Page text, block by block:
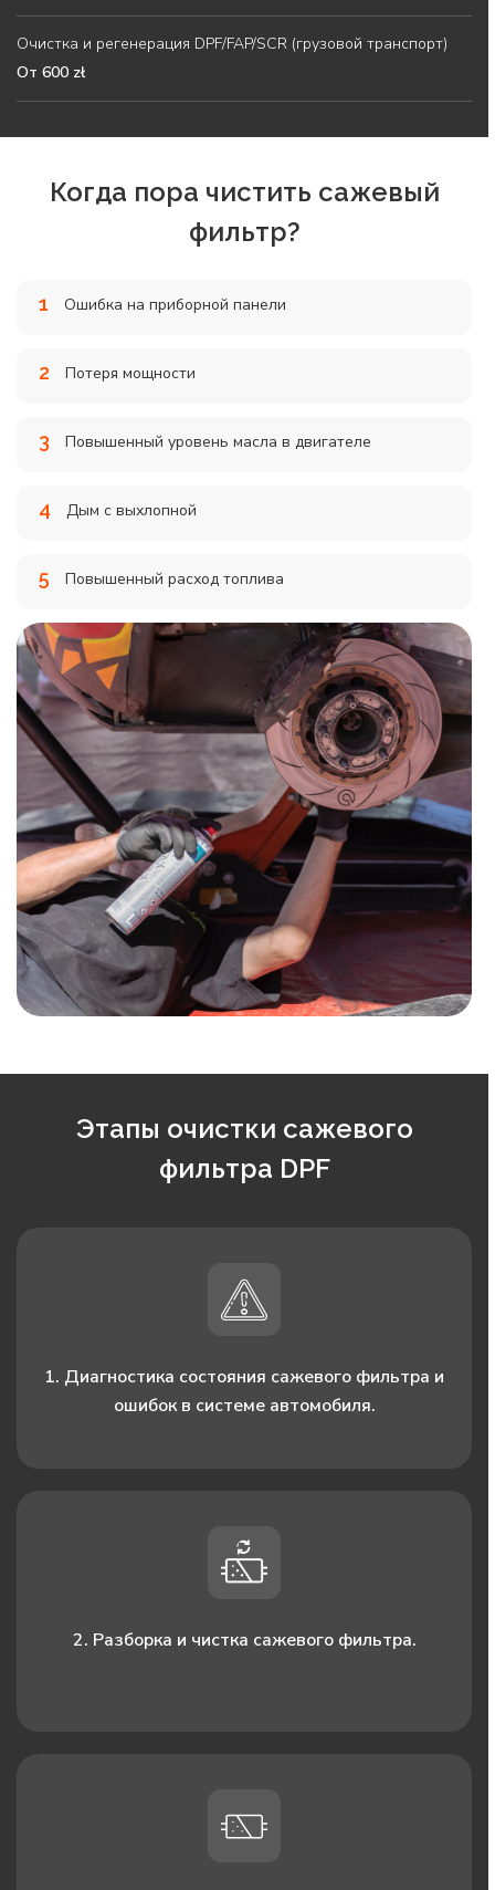
Очистка и регенерация DPF/FAP/SCR (грузовой транспорт)
От 600 zł
Когда пора чистить сажевый
фильтр?
1 Ошибка на приборной панели
2 Потеря мощности
3 Повышенный уровень масла в двигателе
4 Дым с выхлопной
5 Повышенный расход топлива
Этапы очистки сажевого
фильтра DPF
1. Диагностика состояния сажевого фильтра и
ошибок в системе автомобиля.
2. Разборка и чистка сажевого фильтра.